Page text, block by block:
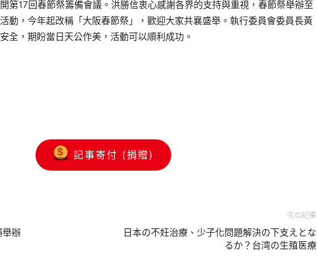
第17回春節祭籌備會議。洪勝信衷心感謝各界的支持與重視，春節祭舉辦至
動，今年起改稱「大阪春節祭」，歡迎大家共襄盛舉。執行委員會委員長黃
全，期盼當日天公作美，活動可以順利成功。
記事寄付 (捐贈)
舉辦
次の記事
日本の不妊治療、少子化問題解決の下支えとな
るか？台湾の生殖医療